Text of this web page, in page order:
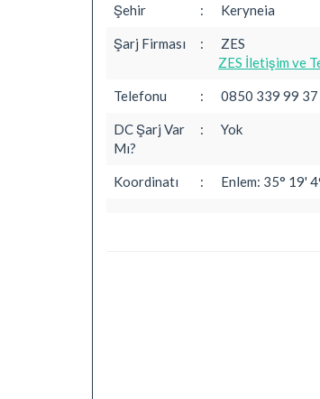
Şehir : Keryneia
Şarj Firması :
ZES
ZES İletişim ve
Telefonu : 0850 339 99 37
DC Şarj Var
Mı?
: Yok
Koordinatı : Enlem: 35° 19'